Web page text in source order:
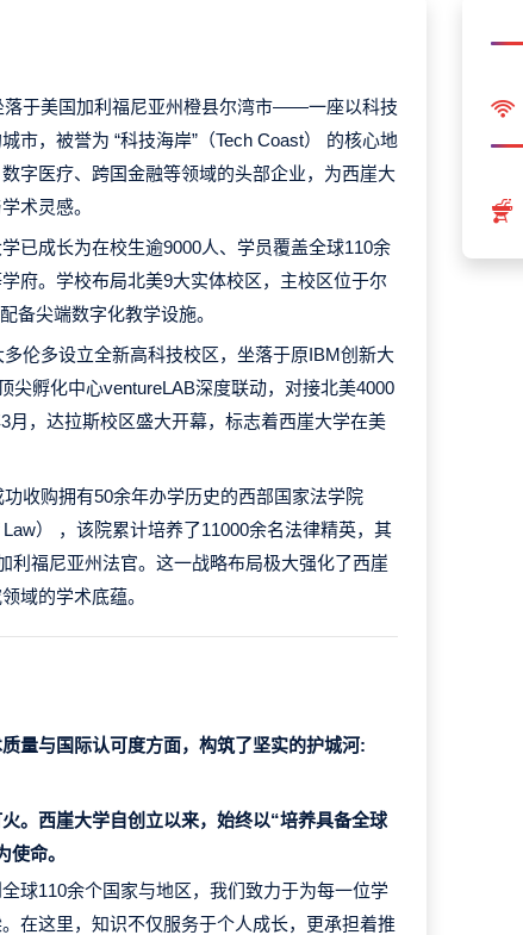
落于美国加利福尼亚州橙县尔湾市——一座以科技
市，被誉为 “科技海岸”（Tech Coast） 的核心地
字医疗、跨国金融等领域的头部企业，为西崖大
术灵感。
已成长为在校生逾9000人、学员覆盖全球110余
府。学校布局北美9大实体校区，主校区位于尔
备尖端数字化教学设施。
伦多设立全新高科技校区，坐落于原IBM创新大
尖孵化中心ventureLAB深度联动，对接北美4000
月，达拉斯校区盛大开幕，标志着西崖大学在美
收购拥有50余年办学历史的西部国家法学院
Law） ，该院累计培养了11000余名法律精英，其
利福尼亚州法官。这一战略布局极大强化了西崖
域的学术底蕴。
量与国际认可度方面，构筑了坚实的护城河:
。西崖大学自创立以来，始终以“培养具备全球
命。
球110余个国家与地区，我们致力于为每一位学
在这里，知识不仅服务于个人成长，更承担着推